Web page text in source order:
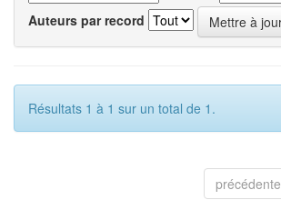
Auteurs par record
Résultats 1 à 1 sur un total de 1.
précédente